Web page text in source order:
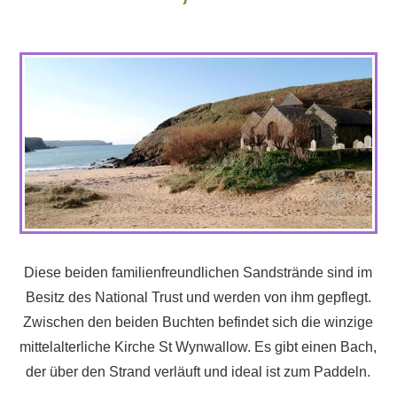
Diese beiden familienfreundlichen Sandstrände sind im
Besitz des National Trust und werden von ihm gepflegt.
Zwischen den beiden Buchten befindet sich die winzige
mittelalterliche Kirche St Wynwallow. Es gibt einen Bach,
der über den Strand verläuft und ideal ist zum Paddeln.